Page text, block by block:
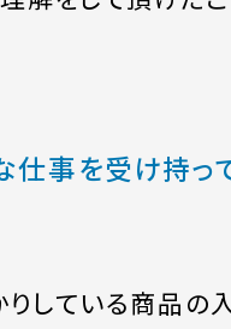
仕事を受け持っ
りしている商品の